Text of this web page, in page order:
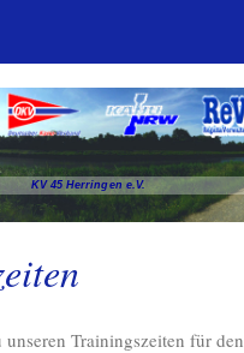
KV 45 Herringen e.V.
unseren Trainingszeiten für den